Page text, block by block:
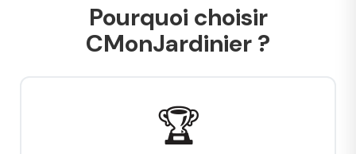
Pourquoi choisir
CMonJardinier ?
🏆